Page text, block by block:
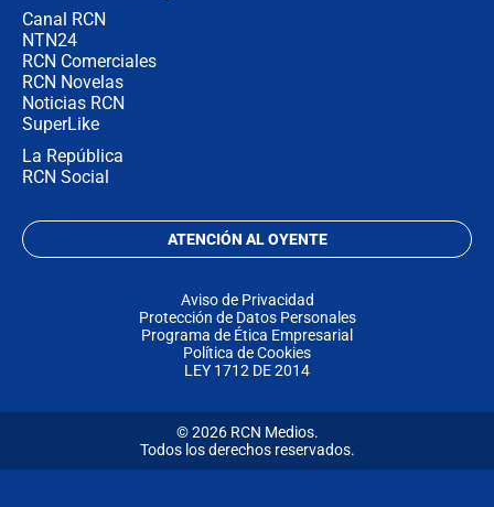
Canal RCN
NTN24
RCN Comerciales
RCN Novelas
Noticias RCN
SuperLike
La República
RCN Social
ATENCIÓN AL OYENTE
Aviso de Privacidad
Protección de Datos Personales
Programa de Ética Empresarial
Política de Cookies
LEY 1712 DE 2014
© 2026 RCN Medios.
Todos los derechos reservados.